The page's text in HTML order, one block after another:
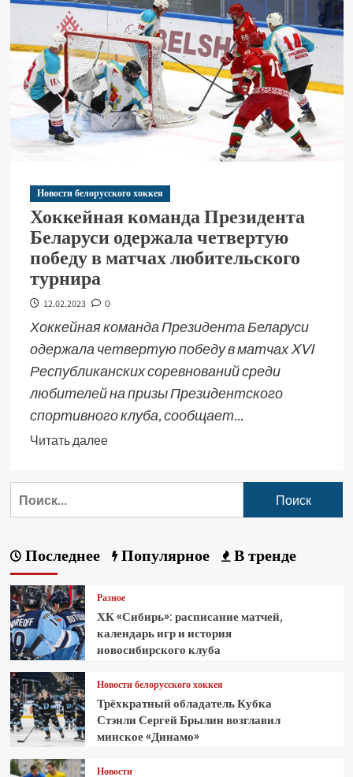
Новости белорусского хоккея
Хоккейная команда Президента
Беларуси одержала четвертую
победу в матчах любительского
турнира
12.02.2023 0
Хоккейная команда Президента Беларуси
одержала четвертую победу в матчах XVI
Республиканских соревнований среди
любителей на призы Президентского
спортивного клуба, сообщает...
Читать далее
Последнее Популярное В тренде
Разное
ХК «Сибирь»: расписание матчей,
календарь игр и история
новосибирского клуба
Новости белорусского хоккея
Трёхкратный обладатель Кубка
Стэнли Сергей Брылин возглавил
минское «Динамо»
Новости